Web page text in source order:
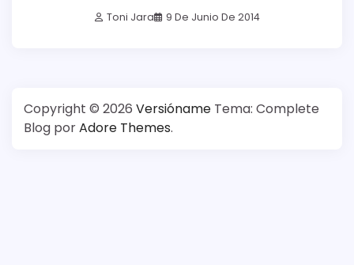
Toni Jara 9 De Junio De 2014
Copyright © 2026 Versióname Tema: Complete
Blog porAdore Themes.